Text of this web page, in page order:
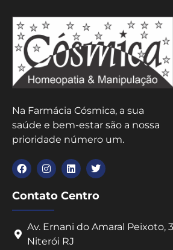
Na Farmácia Cósmica, a sua
saúde e bem-estar são a nossa
prioridade número um.
Contato Centro
Av. Ernani do Amaral Peixoto,
Niterói RJ